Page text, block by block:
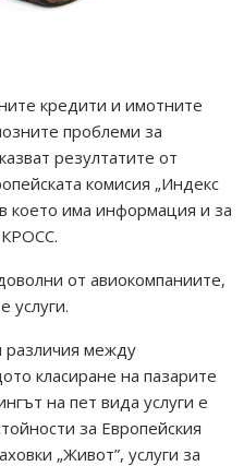
кредити и имотните
проблеми за
резултатите от
комисия „Индекс
което има информация и за
от авиокомпаниите,
услуги.
различия между
класиране на пазарите
на пет вида услуги е
за Европейския
„Живот”, услуги за